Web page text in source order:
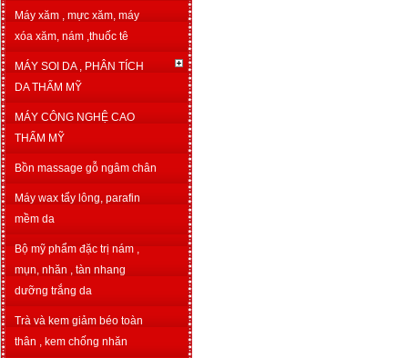
Máy xăm , mực xăm, máy
xóa xăm, nám ,thuốc tê
MÁY SOI DA , PHÂN TÍCH
DA THẨM MỸ
MÁY CÔNG NGHỆ CAO
THẨM MỸ
Bồn massage gỗ ngâm chân
Máy wax tẩy lông, parafin
mềm da
Bộ mỹ phẩm đặc trị nám ,
mụn, nhăn , tàn nhang
dưỡng trắng da
Trà và kem giảm béo toàn
thân , kem chống nhăn